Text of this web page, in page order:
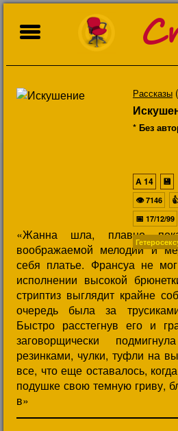
Рассказы
* Без
«Жанна шла, плавно
воображаемой мелодии и
себя платье. Франсуа не
исполнении высокой
стриптиз выглядит крайне
очередь была за
Быстро расстегнув его и
заговорщически
резинками, чулки, туфли на
все, что еще оставалось,
подушке свою темную гриву,
в»
A14
💾
👁7146
📅 17/12/99